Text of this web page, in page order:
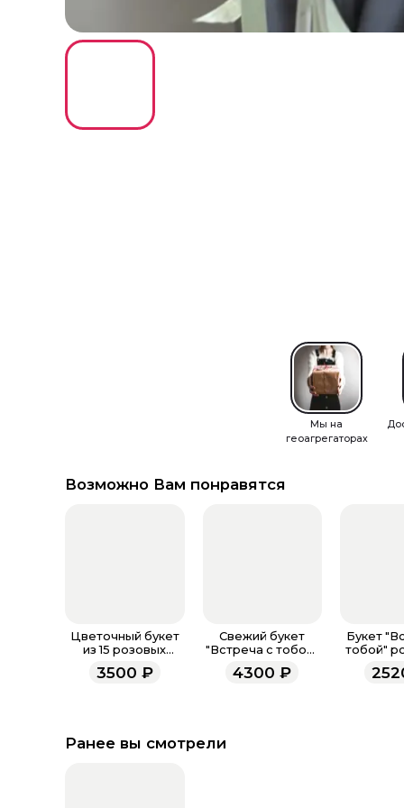
Мы на
геоагрегаторах
Возможно Вам понравятся
Цветочный букет
из 15 розовых
3500 ₽
Свежий букет
"Встреча с тобой"
4300 ₽
Букет
тобой"
Ранее вы смотрели